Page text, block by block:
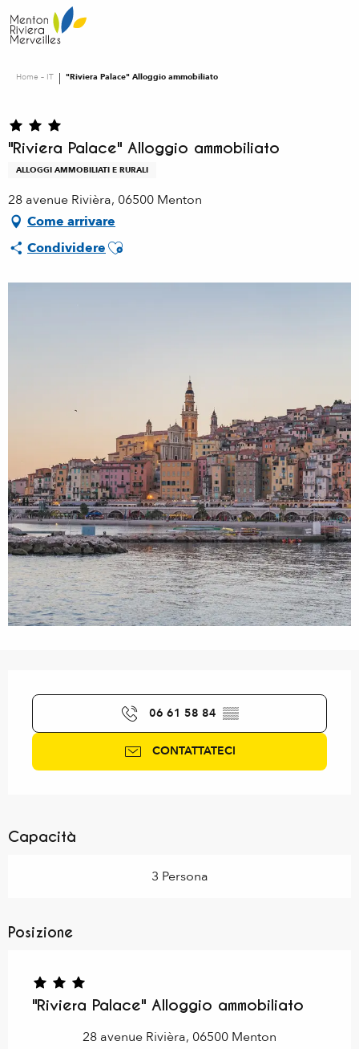
au
contenu
Home – IT "Riviera Palace" Alloggio ammobiliato
"Riviera Palace" Alloggio ammobiliato
ALLOGGI AMMOBILIATI E RURALI
28 avenue Rivièra, 06500 Menton
Come arrivare
CondividereAjouter aux favoris
06 61 58 84 ▒▒
CONTATTATECI
Capacità
3 Persona
Posizione
"Riviera Palace" Alloggio ammobiliato
28 avenue Rivièra, 06500 Menton